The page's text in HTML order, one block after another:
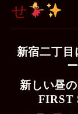
せ
新宿二丁
新しい昼
FIRST